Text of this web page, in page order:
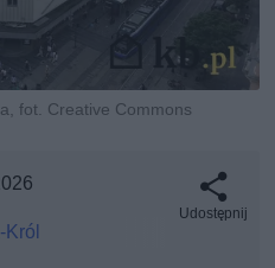
fot. Creative Commons
Król
Udostępnij